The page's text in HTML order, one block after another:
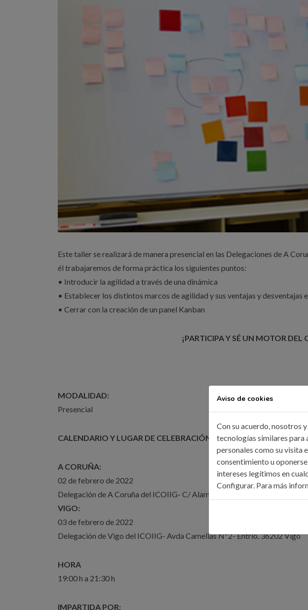
Este taller se realizará de manera presencial en las Delegaciones de A
él trabajaremos de forma práctica los siguientes puntos:
• Introducir la agilidad a través de una dinámica
• Establecer los distintos marcos de agilidad y sus ventajas y desventajas
• Cerrar con la creación de un panel Kanban
¡PARTICIPA Y SÉ UN MOTOR DEL
MODALIDAD:
Presencial
CALENDARIO Y LUGAR DE CELEBRACIÓN
A CORUÑA:
02 de febrero de 2022
Delegación de A Coruña del ICOIIG- C/ Alameda Nº30-32, 7º- 15003 A
VIGO:
03 de febrero de 2022
Delegación de Vigo del ICOIIG- Avda Camelias Nº2- Entrlo. 36202 Vigo
HORA
19:00 h a 21:30 h
IMPARTIDA POR:
Aviso de cookies
Con su acuerdo, nosotros
tecnologías similares para
personales como su visita
consentimiento u
intereses legítimos en
Configurar. Para más